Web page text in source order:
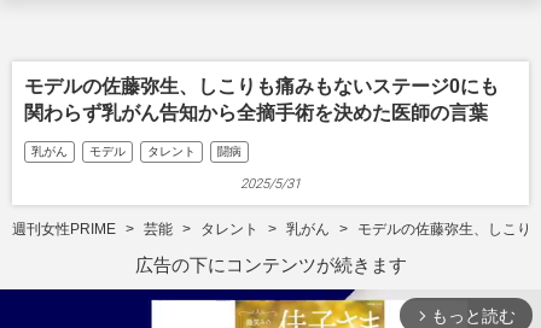
モデルの佐藤弥生、しこりも痛みもないステージ0にも
関わらず乳がん告知から全摘手術を決めた医師の言葉
乳がん モデル タレント 闘病
2025/5/31
週刊女性PRIME 芸能 タレント 乳がん モデルの佐藤弥生、しこり
広告の下にコンテンツが続きます
arrow_forward_ios もっと読む